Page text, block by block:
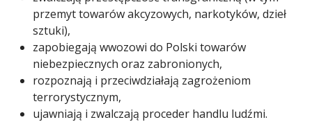
przemyt towarów akcyzowych, narkotyków, dzieł
sztuki),
zapobiegają wwozowi do Polski towarów
niebezpiecznych oraz zabronionych,
rozpoznają i przeciwdziałają zagrożeniom
terrorystycznym,
ujawniają i zwalczają proceder handlu ludźmi.